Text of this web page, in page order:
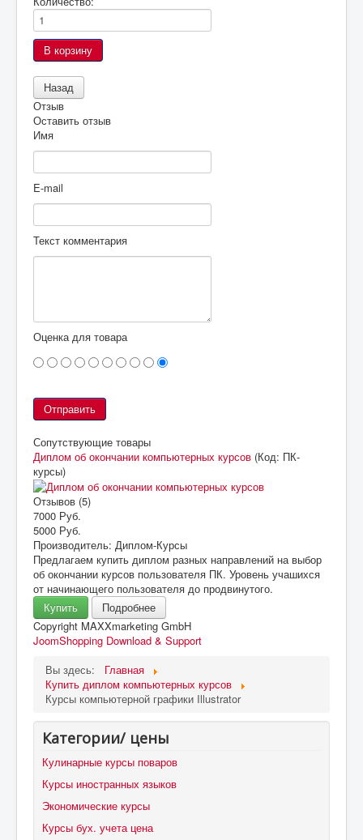
Отзыв
Оставить отзыв
Имя
E-mail
Текст комментария
Оценка для товара
Сопутствующие товары
Диплом об окончании компьютерных курсов (Код: ПК-
курсы)
Отзывов (5)
7000 Руб.
5000 Руб.
Производитель: Диплом-Курсы
Предлагаем купить диплом разных направлений на выбор
об окончании курсов пользователя ПК. Уровень учашихся
от начинающего пользователя до продвинутого.
Купить
Подробнее
Copyright MAXXmarketing GmbH
JoomShopping Download & Support
Вы здесь:
Главная
Купить диплом компьютерных курсов
Курсы компьютерной графики Illustrator
Категории/ цены
Кулинарные курсы поваров
Курсы иностранных языков
Экономические курсы
Курсы бух. учета цена